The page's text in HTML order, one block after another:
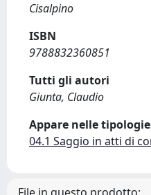
Cisalpino
ISBN
9788832360851
Tutti gli autori
Giunta, Claudio
Appare nelle
04.1 Saggio in atti di